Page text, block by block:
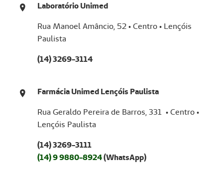
Laboratório Unimed
Rua Manoel Amâncio, 52 • Centro • Lençóis
Paulista
(14) 3269-3114
Farmácia Unimed Lençóis Paulista
Rua Geraldo Pereira de Barros, 331 • Centro •
Lençóis Paulista
(14) 3269-3111
(14) 9 9880-8924(WhatsApp)